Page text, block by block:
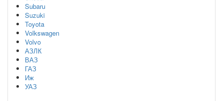
Subaru
Suzuki
Toyota
Volkswagen
Volvo
АЗЛК
ВАЗ
ГАЗ
Иж
УАЗ